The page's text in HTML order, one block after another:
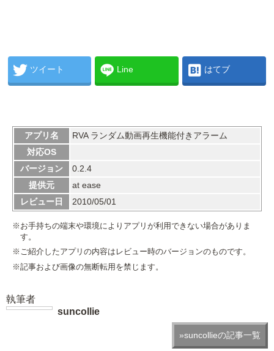
ツイート Line はてブ
アプリ名
RVA ランダム動画再生機能付きアラーム
対応OS
バージョン
0.2.4
提供元
at ease
レビュー日
2010/05/01
※お手持ちの端末や環境によりアプリが利用できない場合がありま
す。
※ご紹介したアプリの内容はレビュー時のバージョンのものです。
※記事および画像の無断転用を禁じます。
執筆者
suncollie
»suncollieの記事一覧